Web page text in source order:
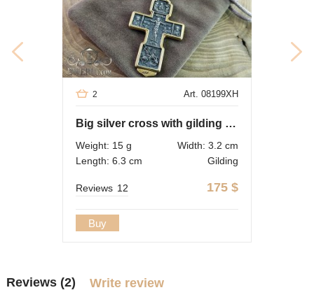
Art. 08199XH
2
Big silver cross with gilding and blackening
Weight: 15 g
Width: 3.2 cm
Length: 6.3 cm
Gilding
175 $
Reviews 12
Buy
Reviews (2) Write review